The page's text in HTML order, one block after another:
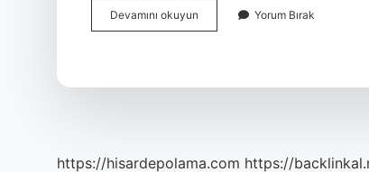
Devamını okuyun
Çeşitleri
Yorum Bırak
https://hisardepolama.com https://